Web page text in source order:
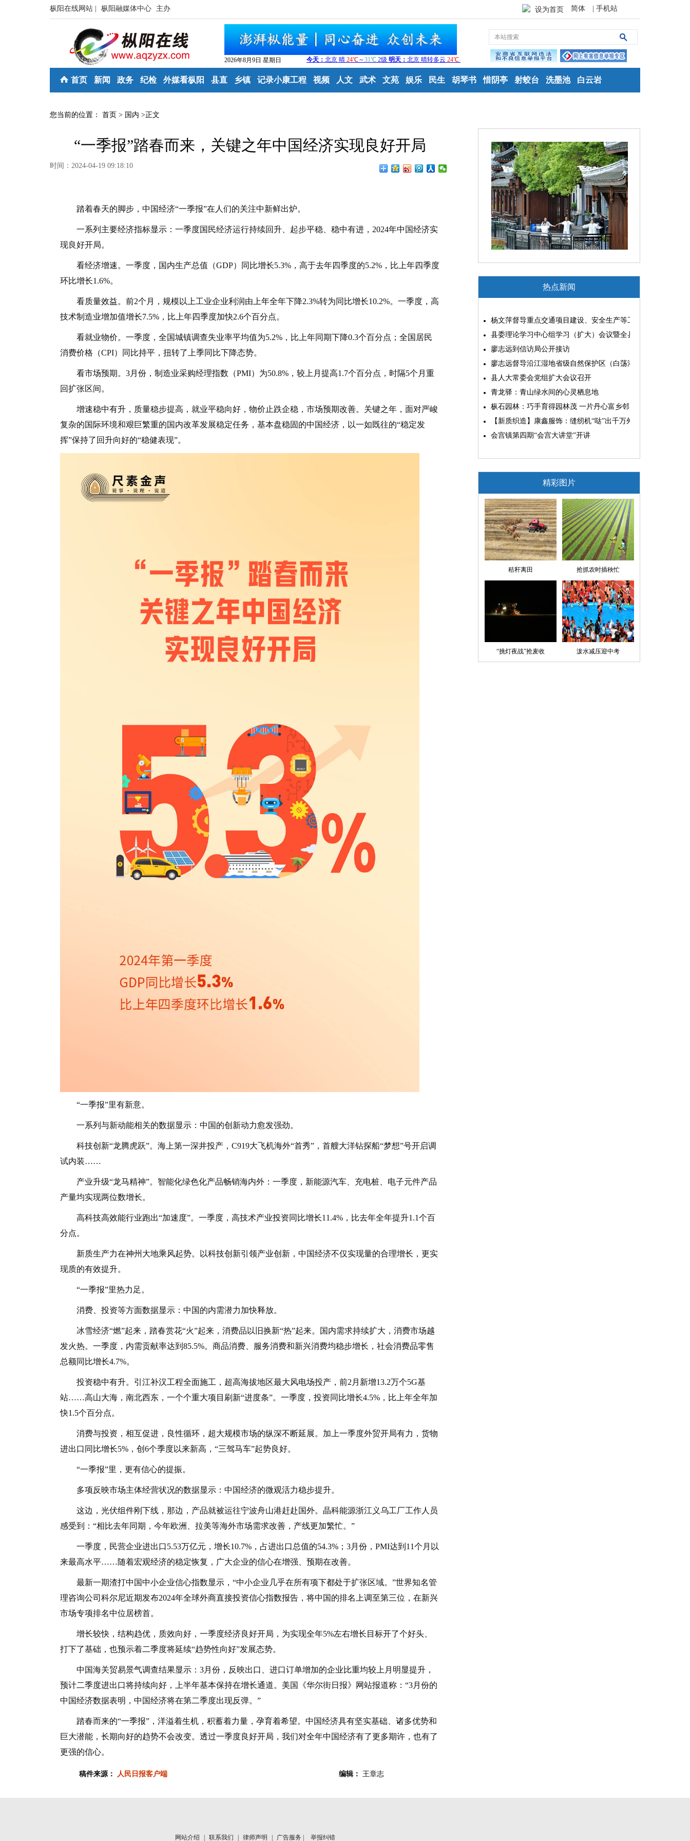
枞阳在线网站 | 枞阳融媒体中心 主办 设为首页 简体 | 手机站
2026年8月9日 星期日
首页 新闻 政务 纪检 外媒看枞阳 县直 乡镇 记录小康工程 视频 人文 武术 文苑 娱乐 民生 胡琴书 惜阴亭 射蛟台 洗墨池 白云岩
您当前的位置： 首页 > 国内 >正文
“一季报”踏春而来，关键之年中国经济实现良好开局
时间：2024-04-19 09:18:10
踏着春天的脚步，中国经济“一季报”在人们的关注中新鲜出炉。
一系列主要经济指标显示：一季度国民经济运行持续回升、起步平稳、稳中有进，2024年中国经济实
现良好开局。
看经济增速。一季度，国内生产总值（GDP）同比增长5.3%，高于去年四季度的5.2%，比上年四季度
环比增长1.6%。
看质量效益。前2个月，规模以上工业企业利润由上年全年下降2.3%转为同比增长10.2%。一季度，高
技术制造业增加值增长7.5%，比上年四季度加快2.6个百分点。
看就业物价。一季度，全国城镇调查失业率平均值为5.2%，比上年同期下降0.3个百分点；全国居民
消费价格（CPI）同比持平，扭转了上季同比下降态势。
看市场预期。3月份，制造业采购经理指数（PMI）为50.8%，较上月提高1.7个百分点，时隔5个月重
回扩张区间。
增速稳中有升，质量稳步提高，就业平稳向好，物价止跌企稳，市场预期改善。关键之年，面对严峻
复杂的国际环境和艰巨繁重的国内改革发展稳定任务，基本盘稳固的中国经济，以一如既往的“稳定发
挥”保持了回升向好的“稳健表现”。
“一季报”里有新意。
一系列与新动能相关的数据显示：中国的创新动力愈发强劲。
科技创新“龙腾虎跃”。海上第一深井投产，C919大飞机海外“首秀”，首艘大洋钻探船“梦想”号开启调
试内装……
产业升级“龙马精神”。智能化绿色化产品畅销海内外：一季度，新能源汽车、充电桩、电子元件产品
产量均实现两位数增长。
高科技高效能行业跑出“加速度”。一季度，高技术产业投资同比增长11.4%，比去年全年提升1.1个百
分点。
新质生产力在神州大地乘风起势。以科技创新引领产业创新，中国经济不仅实现量的合理增长，更实
现质的有效提升。
“一季报”里热力足。
消费、投资等方面数据显示：中国的内需潜力加快释放。
冰雪经济“燃”起来，踏春赏花“火”起来，消费品以旧换新“热”起来。国内需求持续扩大，消费市场越
发火热。一季度，内需贡献率达到85.5%。商品消费、服务消费和新兴消费均稳步增长，社会消费品零售
总额同比增长4.7%。
投资稳中有升。引江补汉工程全面施工，超高海拔地区最大风电场投产，前2月新增13.2万个5G基
站……高山大海，南北西东，一个个重大项目刷新“进度条”。一季度，投资同比增长4.5%，比上年全年加
快1.5个百分点。
消费与投资，相互促进，良性循环，超大规模市场的纵深不断延展。加上一季度外贸开局有力，货物
进出口同比增长5%，创6个季度以来新高，“三驾马车”起势良好。
“一季报”里，更有信心的提振。
多项反映市场主体经营状况的数据显示：中国经济的微观活力稳步提升。
这边，光伏组件刚下线，那边，产品就被运往宁波舟山港赶赴国外。晶科能源浙江义乌工厂工作人员
感受到：“相比去年同期，今年欧洲、拉美等海外市场需求改善，产线更加繁忙。”
一季度，民营企业进出口5.53万亿元，增长10.7%，占进出口总值的54.3%；3月份，PMI达到11个月以
来最高水平……随着宏观经济的稳定恢复，广大企业的信心在增强、预期在改善。
最新一期渣打中国中小企业信心指数显示，“中小企业几乎在所有项下都处于扩张区域。”世界知名管
理咨询公司科尔尼近期发布2024年全球外商直接投资信心指数报告，将中国的排名上调至第三位，在新兴
市场专项排名中位居榜首。
增长较快，结构趋优，质效向好，一季度经济良好开局，为实现全年5%左右增长目标开了个好头、
打下了基础，也预示着二季度将延续“趋势性向好”发展态势。
中国海关贸易景气调查结果显示：3月份，反映出口、进口订单增加的企业比重均较上月明显提升，
预计二季度进出口将持续向好，上半年基本保持在增长通道。美国《华尔街日报》网站报道称：“3月份的
中国经济数据表明，中国经济将在第二季度出现反弹。”
踏春而来的“一季报”，洋溢着生机，积蓄着力量，孕育着希望。中国经济具有坚实基础、诸多优势和
巨大潜能，长期向好的趋势不会改变。透过一季度良好开局，我们对全年中国经济有了更多期许，也有了
更强的信心。
稿件来源： 人民日报客户端 编辑： 王章志
热点新闻
杨文萍督导重点交通项目建设、安全生产等工作
县委理论学习中心组学习（扩大）会议暨全县“两为”能力素质
廖志远到信访局公开接访
廖志远督导沿江湿地省级自然保护区（白荡湖片区）问题整改
县人大常委会党组扩大会议召开
青龙驿：青山绿水间的心灵栖息地
枞石园林：巧手育得园林茂 一片丹心富乡邻
【新质织造】康鑫服饰：缝纫机“哒”出千万外贸大生意
会宫镇第四期“会宫大讲堂”开讲
精彩图片
秸秆离田 抢抓农时插秧忙
“挑灯夜战”抢麦收 泼水减压迎中考
网站介绍 联系我们 律师声明 广告服务 | 举报纠错